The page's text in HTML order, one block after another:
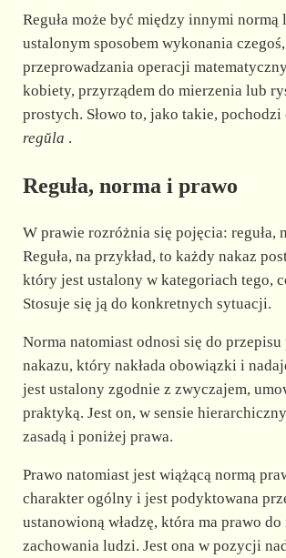
i
d
e
o
Reguła może być między innymi normą
ustalonym sposobem wykonania
przeprowadzania operacji
kobiety, przyrządem do mierzenia lub
prostych. Słowo to, jako takie, pochodzi
regŭla .
Reguła, norma i prawo
W prawie rozróżnia się pojęcia: reguła,
Reguła, na przykład, to każdy nakaz
który jest ustalony w kategoriach tego,
Stosuje się ją do konkretnych sytuacji.
Norma natomiast odnosi się do
nakazu, który nakłada obowiązki i
jest ustalony zgodnie z zwyczajem,
praktyką. Jest on, w sensie
zasadą i poniżej prawa.
Prawo natomiast jest wiążącą normą
charakter ogólny i jest podyktowana
ustanowioną władzę, która ma prawo
zachowania ludzi. Jest ona w pozycji